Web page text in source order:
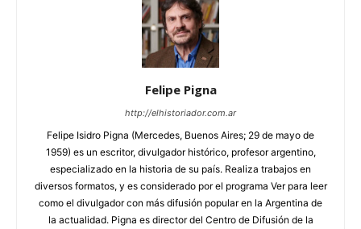
Felipe Pigna
http://elhistoriador.com.ar
Felipe Isidro Pigna (Mercedes, Buenos Aires; 29 de mayo de
1959) es un escritor, divulgador histórico, profesor argentino,
especializado en la historia de su país. Realiza trabajos en
diversos formatos, y es considerado por el programa Ver para leer
como el divulgador con más difusión popular en la Argentina de
la actualidad. Pigna es director del Centro de Difusión de la